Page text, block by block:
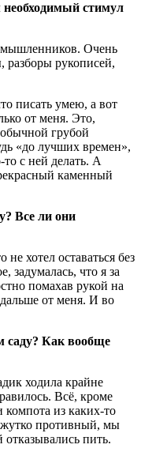
необходимый стимул
Очень
рукописей,
писать умею, а вот
от меня. Это,
грубой
«до лучших времен»,
с ней делать. А
каменный
Все ли они
хотел оставаться без
задумалась, что я за
помахав рукой на
от меня. И во
саду? Как вообще
ходила крайне
Всё, кроме
из каких-то
противный, мы
пить.